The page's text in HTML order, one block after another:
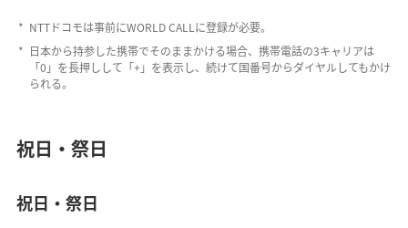
NTTドコモは事前にWORLD CALLに登録が必要。
日本から持参した携帯でそのままかける場合、携帯電話の3キャリアは
「0」を長押しして「+」を表示し、続けて国番号からダイヤルしてもかけ
られる。
祝日・祭日
祝日・祭日